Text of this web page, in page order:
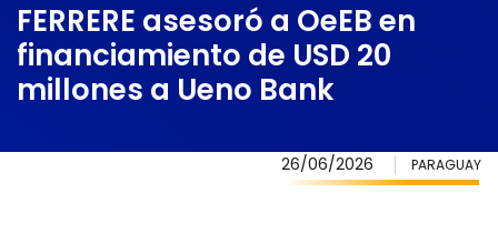
FERRERE asesoró a OeEB en
financiamiento de USD 20
millones a Ueno Bank
26/06/2026 PARAGUAY